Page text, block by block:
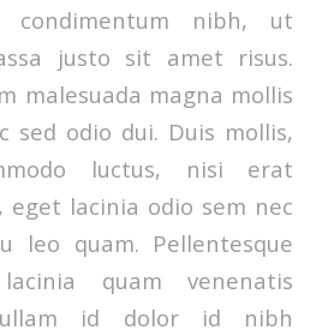
condimentum nibh, ut
justo sit amet risus.
malesuada magna mollis
sed odio dui. Duis mollis,
luctus, nisi erat
lacinia odio sem nec
leo quam. Pellentesque
quam venenatis
id dolor id nibh